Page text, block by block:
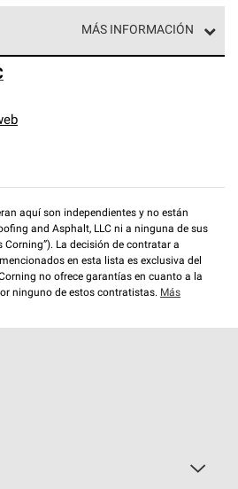
MÁS INFORMACIÓN
de profesionales de techos
estándares y requisitos estrictos
aquí son independientes y no están
and Asphalt, LLC ni a ninguna de sus
Corning”). La decisión de contratar a
en esta lista es exclusiva del
no ofrece garantías en cuanto a la
ninguno de estos contratistas. Más